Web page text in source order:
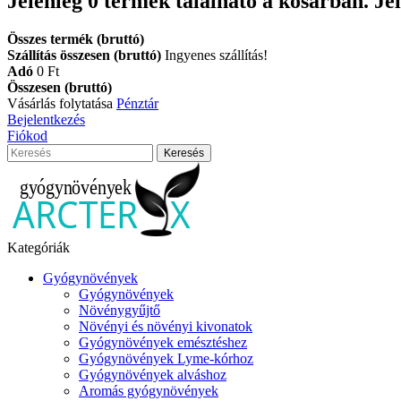
Összes termék (bruttó)
Szállítás összesen (bruttó) Ingyenes szállítás!
Adó 0 Ft‎
Összesen (bruttó)
Vásárlás folytatása Pénztár
Bejelentkezés
Fiókod
Keresés
Kategóriák
Gyógynövények
Gyógynövények
Növénygyűjtő
Növényi és növényi kivonatok
Gyógynövények emésztéshez
Gyógynövények Lyme-kórhoz
Gyógynövények alváshoz
Aromás gyógynövények